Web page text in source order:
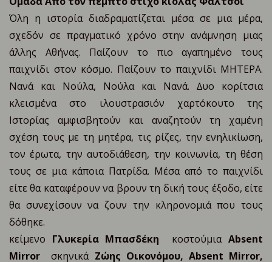
Όλη η ιστορία διαδραματίζεται μέσα σε μια μέρα,
σχεδόν σε πραγματικό χρόνο στην ανάμνηση μιας
άλλης Αθήνας. Παίζουν το πιο αγαπημένο τους
παιχνίδι στον κόσμο. Παίζουν το παιχνίδι ΜΗΤΕΡΑ.
Νανά και Νούλα, Νούλα και Νανά. ∆υο κορίτσια
κλεισμένα στο ιλουστρασιόν χαρτόκουτο της
Ιστορίας αμφισβητούν και αναζητούν τη χαμένη
σχέση τους με τη μητέρα, τις ρίζες, την ενηλικίωση,
τον έρωτα, την αυτοδιάθεση, την κοινωνία, τη θέση
τους σε μια κάποια Πατρίδα. Μέσα από το παιχνίδι
είτε θα καταφέρουν να βρουν τη δική τους έξοδο, είτε
θα συνεχίσουν να ζουν την κληρονομιά που τους
δόθηκε.
κείμενο Γλυκερία Μπασδέκη κοστούμιαAbsent
Mirror σκηνικά Ζώης Οικονόμου, Absent Mirror,